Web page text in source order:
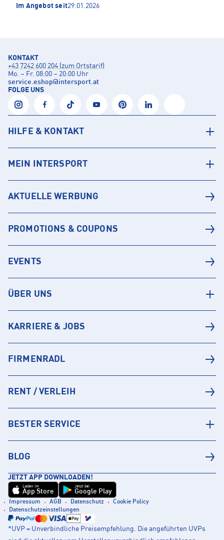
Im Angebot seit29.01.2026
KONTAKT
+43 7242 600 204 (zum Ortstarif)
Mo. – Fr. 08:00 – 20:00 Uhr
service.eshop@intersport.at
FOLGE UNS
HILFE & KONTAKT
MEIN INTERSPORT
AKTUELLE WERBUNG
PROMOTIONS & COUPONS
EVENTS
ÜBER UNS
KARRIERE & JOBS
FIRMENRADL
RENT / VERLEIH
BESTER SERVICE
BLOG
JETZT APP DOWNLOADEN!
Laden im
App Store
Jetzt bei
Google Play
Impressum AGB Datenschutz
Cookie Policy
Datenschutzeinstellungen
*UVP = Unverbindliche Preisempfehlung. Die angeführten UVPs